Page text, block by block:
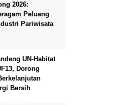
2026:
Peluang
Pariwisata
UN-Habitat
Dorong
Bersih